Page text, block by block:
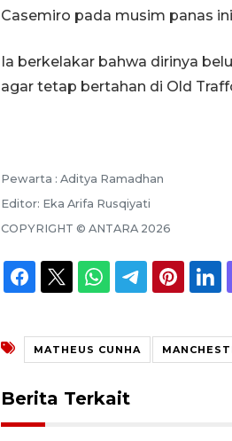
Casemiro pada musim panas
Ia berkelakar bahwa dirinya
agar tetap bertahan di Old
Pewarta : Aditya Ramadhan
Editor: Eka Arifa Rusqiyati
COPYRIGHT © ANTARA 2026
MATHEUS CUNHA
Berita Terkait